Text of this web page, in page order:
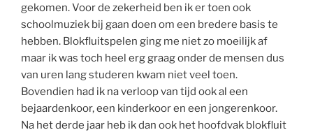
gekomen. Voor de zekerheid ben ik er toen ook
schoolmuziek bij gaan doen om een bredere basis te
hebben. Blokfluitspelen ging me niet zo moeilijk af
maar ik was toch heel erg graag onder de mensen dus
van uren lang studeren kwam niet veel toen.
Bovendien had ik na verloop van tijd ook al een
bejaardenkoor, een kinderkoor en een jongerenkoor.
Na het derde jaar heb ik dan ook het hoofdvak blokfluit